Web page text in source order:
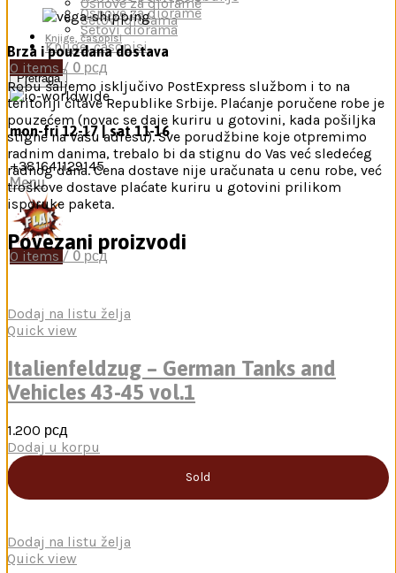
Osnove za diorame
Setovi diorama
Knjige, časopisi,
Pretraga
mon-fri 12-17 | sat 11-16
+381641129145
Menu
0 items / 0 рсд
Setovi diorama
Knjige, časopisi
0 items / 0 рсд
Brza i pouzdana dostava
Robu šaljemo isključivo PostExpress službom i to na
teritoriji čitave Republike Srbije. Plaćanje poručene robe je
pouzećem (novac se daje kuriru u gotovini, kada pošiljka
stigne na Vašu adresu). Sve porudžbine koje otpremimo
radnim danima, trebalo bi da stignu do Vas već sledećeg
radnog dana. Cena dostave nije uračunata u cenu robe, već
troškove dostave plaćate kuriru u gotovini prilikom
isporuke paketa.
Povezani proizvodi
Dodaj na listu želja
Quick view
Italienfeldzug – German Tanks and
Vehicles 43-45 vol.1
1.200 рсд
Dodaj u korpu
Sold
Dodaj na listu želja
Quick view